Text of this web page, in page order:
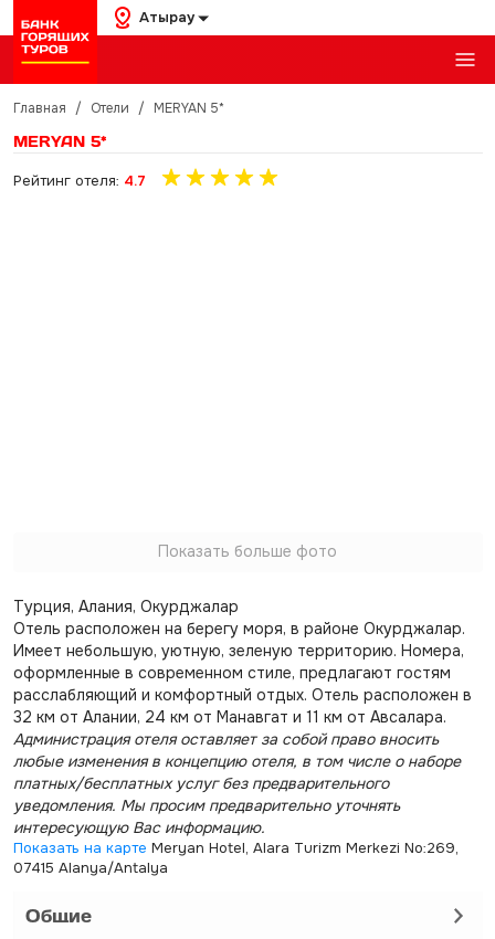
Атырау
Главная / Отели / MERYAN 5*
MERYAN 5*
Рейтинг отеля: 4.7
Показать больше фото
Турция, Алания, Окурджалар
Отель расположен на берегу моря, в районе Окурджалар.
Имеет небольшую, уютную, зеленую территорию. Номера,
оформленные в современном стиле, предлагают гостям
расслабляющий и комфортный отдых. Отель расположен в
32 км от Алании, 24 км от Манавгат и 11 км от Авсалара.
Администрация отеля оставляет за собой право вносить
любые изменения в концепцию отеля, в том числе о наборе
платных/бесплатных услуг без предварительного
уведомления. Мы просим предварительно уточнять
интересующую Вас информацию.
Показать на карте Meryan Hotel, Alara Turizm Merkezi No:269,
07415 Alanya/Antalya
Общие